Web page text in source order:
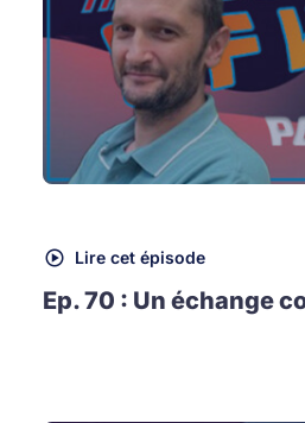
Lire cet épisode
Ep. 70 : Un échange